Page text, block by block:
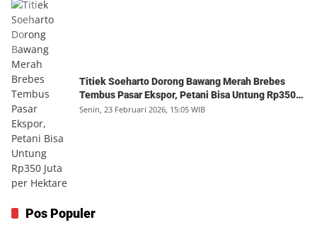
Titiek Soeharto Dorong Bawang Merah Brebes
Tembus Pasar Ekspor, Petani Bisa Untung Rp350
Juta per Hektare
Senin, 23 Februari 2026, 15:05 WIB
Pos Populer
1 Kebahagiaan Autentik